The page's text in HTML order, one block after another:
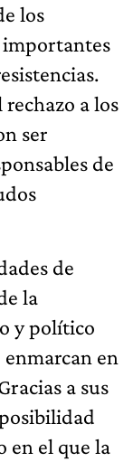
los
importantes
a los
ser
de
de
la
y político
enmarcan en
a sus
en el que la